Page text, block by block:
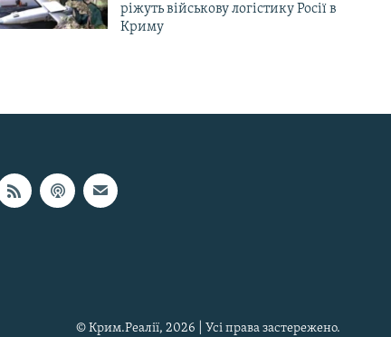
ріжуть військову логістику Росії в
Криму
© Крим.Реалії, 2026 | Усі права застережено.